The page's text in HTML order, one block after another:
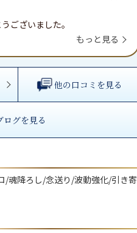
ございました。
もっと見る
他の口コミを見る
ログを見る
/魂降ろし/念送り/波動強化/引き寄